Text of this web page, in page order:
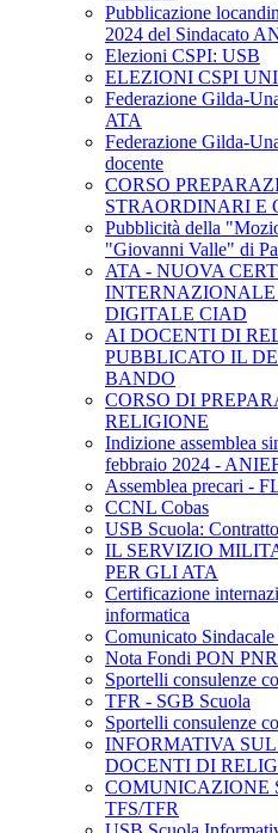
Pubblicazione
2024 del Sindacato
Elezioni CSPI: USB
ELEZIONI CSPI
Federazione Gilda-
ATA
Federazione Gilda-
docente
CORSO
STRAORDINARI E
Pubblicità della
"Giovanni Valle" di
ATA - NUOVA
DIGITALE CIAD
AI DOCENTI DI
PUBBLICATO IL
BANDO
CORSO DI
RELIGIONE
Indizione assemblea
febbraio 2024 -
Assemblea precari -
CCNL Cobas
USB Scuola:
IL SERVIZIO
PER GLI ATA
Certificazione
informatica
Comunicato
Nota Fondi PON
Sportelli consulenze
TFR - SGB Scuola
Sportelli consulenze
INFORMATIVA
DOCENTI DI
COMUNICAZIONE
TFS/TFR